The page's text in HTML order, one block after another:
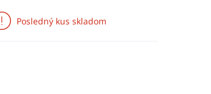
Posledný kus skladom